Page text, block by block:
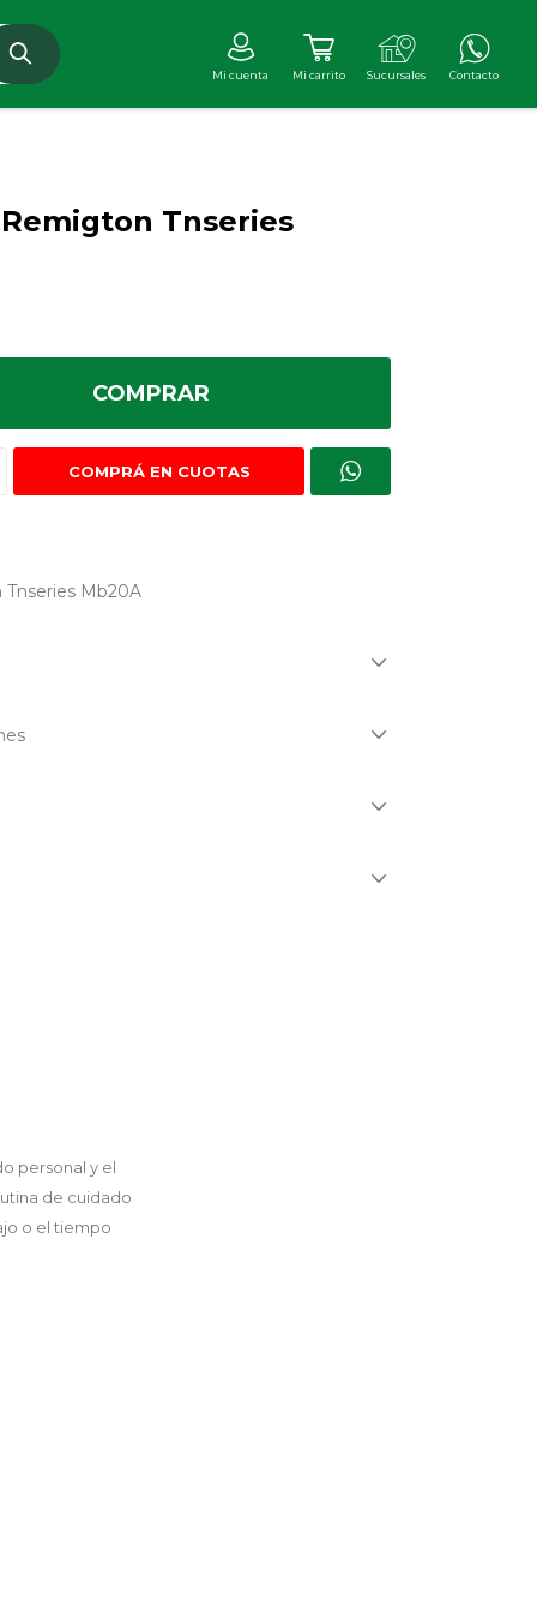
Tnseries
COMPRAR
COMPRÁ EN CUOTAS
Mb20A
personal y el
de cuidado
o el tiempo